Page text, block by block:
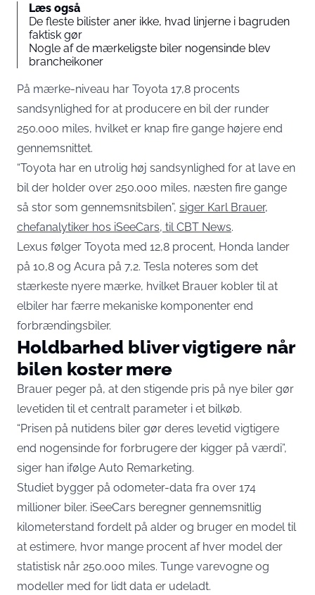
Læs også
De fleste bilister aner ikke, hvad linjerne i bagruden
faktisk gør
Nogle af de mærkeligste biler nogensinde blev
brancheikoner
På mærke-niveau har Toyota 17,8 procents
sandsynlighed for at producere en bil der runder
250.000 miles, hvilket er knap fire gange højere end
gennemsnittet.
“Toyota har en utrolig høj sandsynlighed for at lave en
bil der holder over 250.000 miles, næsten fire gange
så stor som gennemsnitsbilen”, siger Karl Brauer,
chefanalytiker hos iSeeCars, til CBT News.
Lexus følger Toyota med 12,8 procent, Honda lander
på 10,8 og Acura på 7,2. Tesla noteres som det
stærkeste nyere mærke, hvilket Brauer kobler til at
elbiler har færre mekaniske komponenter end
forbrændingsbiler.
Holdbarhed bliver vigtigere når
bilen koster mere
Brauer peger på, at den stigende pris på nye biler gør
levetiden til et centralt parameter i et bilkøb.
“Prisen på nutidens biler gør deres levetid vigtigere
end nogensinde for forbrugere der kigger på værdi”,
siger han ifølge Auto Remarketing.
Studiet bygger på odometer-data fra over 174
millioner biler. iSeeCars beregner gennemsnitlig
kilometerstand fordelt på alder og bruger en model til
at estimere, hvor mange procent af hver model der
statistisk når 250.000 miles. Tunge varevogne og
modeller med for lidt data er udeladt.